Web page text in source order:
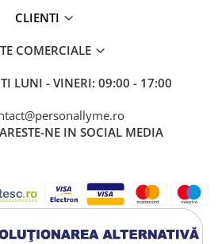
CLIENTI
COMERCIALE
LUNI - VINERI: 09:00 - 17:00
NE IN SOCIAL MEDIA